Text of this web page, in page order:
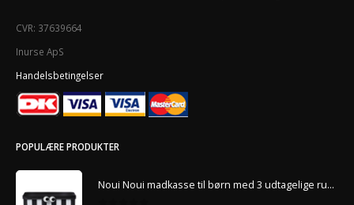
CVR: 37639664
Inurse ApS
Handelsbetingelser
POPULÆRE PRODUKTER
Noui Noui madkasse til børn med 3 udtagelige rum – Sort